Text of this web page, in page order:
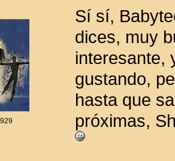
Sí sí,
dices, muy
interesante,
gustando,
hasta que
próximas,